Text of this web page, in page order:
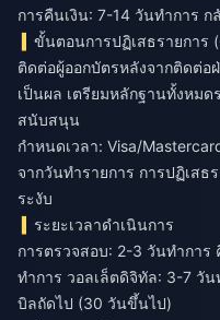
การคืนเงิน: 7-14 วันทำการ ก
ขั้นตอนการปฏิเสธรายการ
ติดต่อผู้ออกบัตรหลังจากติดต่อ
เป็นผล เตรียมหลักฐานทั้งหม
สนับสนุน
กำหนดเวลา: Visa/
จากวันทำรายการ การปฏิเสธ
ระงับ
ระยะเวลาดำเนินการ
การตรวจสอบ: 2-3 วันทำการ
ทำการ วอลเล็ตดิจิทัล: 3-7 วัน
บิลถัดไป (30 วันขึ้นไป)